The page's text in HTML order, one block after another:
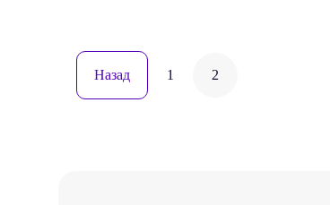
Навигация
по
Назад 1 2